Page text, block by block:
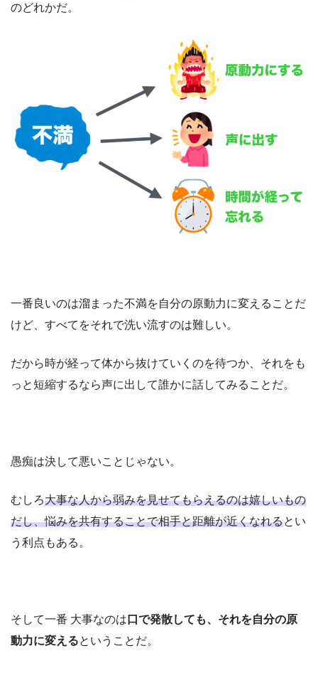
のどれかだ。
一番良いのは溜まった不満を自分の原動力に変えることだ
けど、すべてをそれで洗い流すのは難しい。
だから時が経って体から抜けていくのを待つか、それをも
っと短縮するなら声に出して誰かに話してみることだ。
愚痴は決して悪いことじゃない。
むしろ大事な人から弱みを見せてもらえるのは嬉しいもの
だし、悩みを共有することで相手と距離が近くなれるとい
う利点もある。
そして一番 大事なのは 口で発散しても、それを自分の原
動力に変えるということだ。